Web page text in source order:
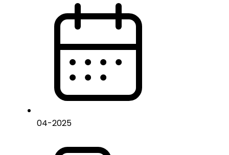
04-2025